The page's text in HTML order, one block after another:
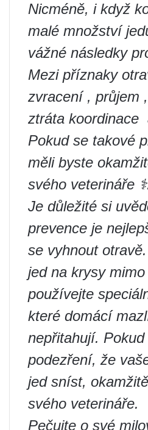
Nicméně, i když
malé množství
vážné následky
Mezi příznaky
zvracení , průjem
ztráta koordinace
Pokud se takové
měli byste
svého veterináře
Je důležité si
prevence je
se vyhnout
jed na krysy
používejte
které domácí
nepřitahují.
podezření, že
jed sníst,
svého veterináře.
Pečujte o své